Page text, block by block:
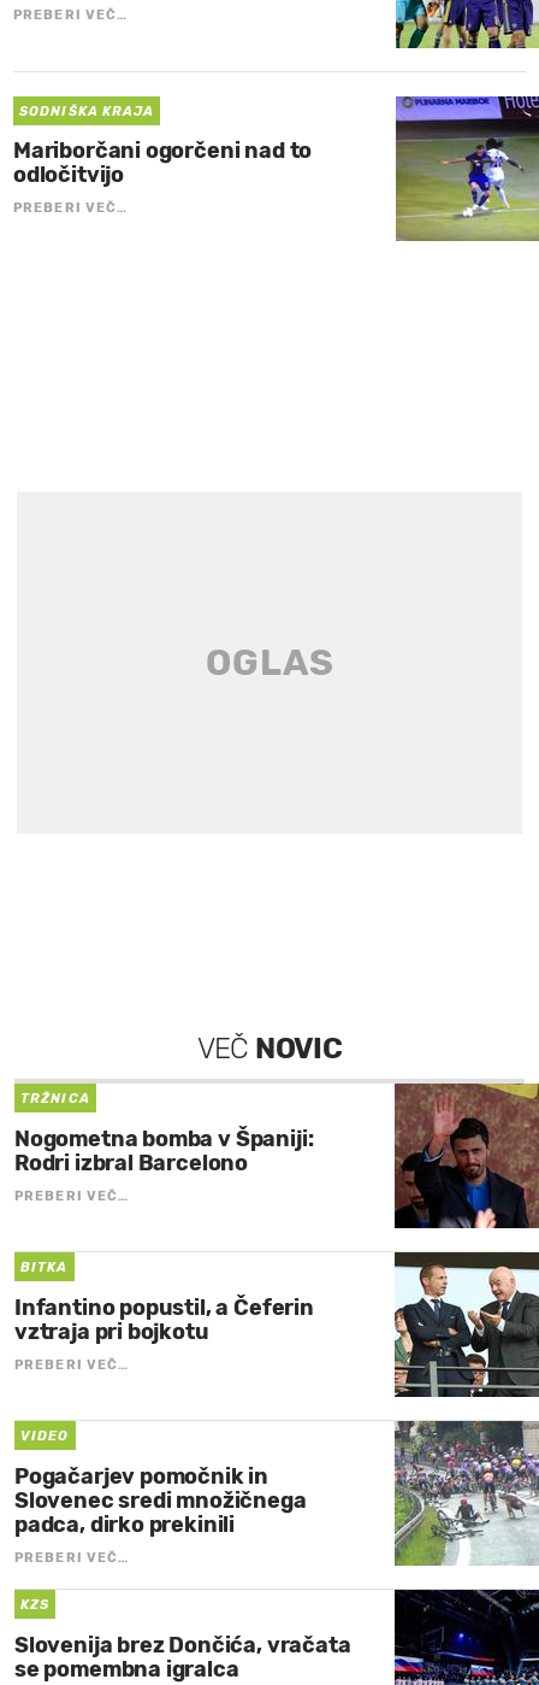
PREBERI VEČ…
SODNIŠKA KRAJA
Mariborčani ogorčeni nad to
odločitvijo
PREBERI VEČ…
VEČ NOVIC
TRŽNICA
Nogometna bomba v Španiji:
Rodri izbral Barcelono
PREBERI VEČ…
BITKA
Infantino popustil, a Čeferin
vztraja pri bojkotu
PREBERI VEČ…
VIDEO
Pogačarjev pomočnik in
Slovenec sredi množičnega
padca, dirko prekinili
PREBERI VEČ…
KZS
Slovenija brez Dončića, vračata
se pomembna igralca